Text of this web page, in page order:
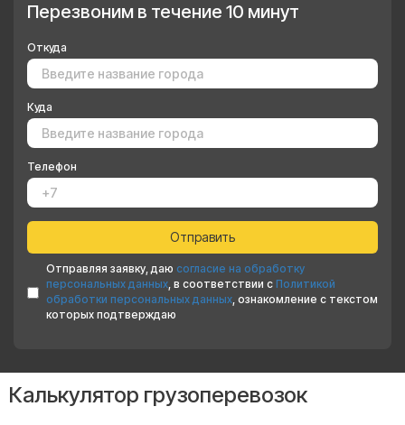
Перезвоним в течение 10 минут
Откуда
Куда
Телефон
Отправляя заявку, даю согласие на обработку
персональных данных, в соответствии с Политикой
обработки персональных данных, ознакомление с текстом
которых подтверждаю
Калькулятор грузоперевозок